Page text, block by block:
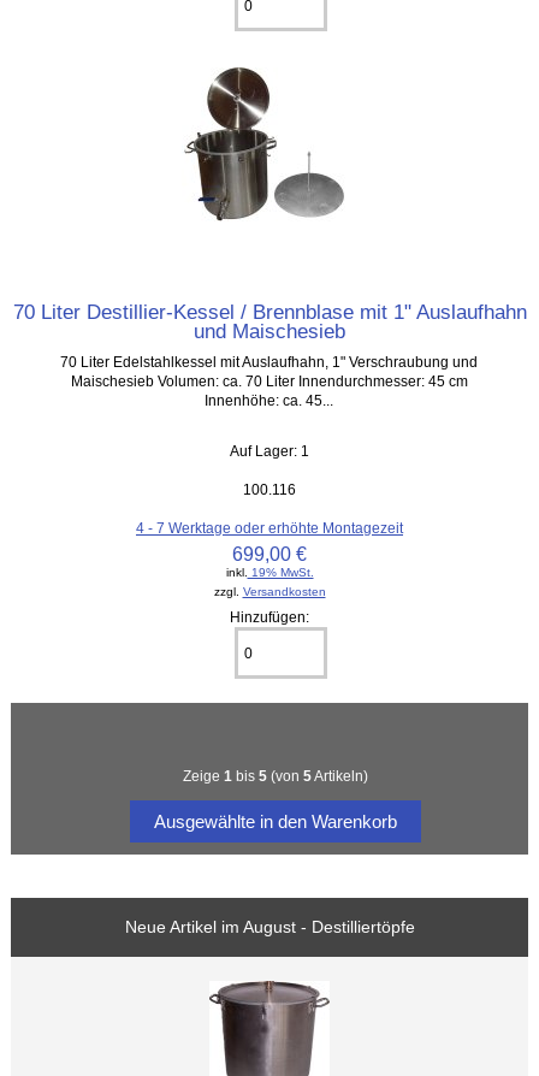
70 Liter Destillier-Kessel / Brennblase mit 1" Auslaufhahn
und Maischesieb
70 Liter Edelstahlkessel mit Auslaufhahn, 1" Verschraubung und
Maischesieb Volumen: ca. 70 Liter Innendurchmesser: 45 cm
Innenhöhe: ca. 45...
Auf Lager: 1
100.116
4 - 7 Werktage oder erhöhte Montagezeit
699,00 €
inkl. 19% MwSt.
zzgl. Versandkosten
Hinzufügen:
Zeige 1 bis 5 (von 5Artikeln)
Neue Artikel im August - Destilliertöpfe